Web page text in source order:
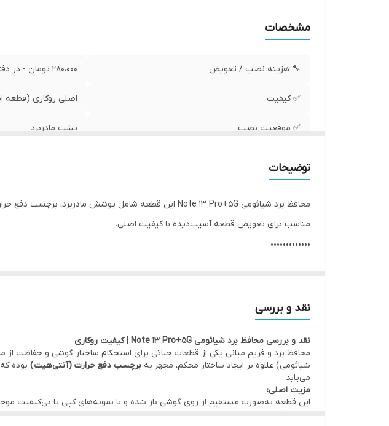
مشخصات
🔧 هزینه نصب / تعویض 280،000 تومان - در دفتر خدمات موبوسیف
✅ کیفیت اصلی روکاری
✅ موقعیت نصب پشت مادربرد
توضیحات
محافظ برد شیائومی Note 13 Pro+5G این قطعه شامل پوشش مادربرد، برچسب دفع حرارت با کیفیت
مناسب برای تعویض قطعه آسیب‌دیده با کیفیت اصلی.
•••••••••••••
• محل نصب: بخش میانی دستگاه (بین برد و درب پشت)
• شامل: محافظ برد، برچسب خنک‌کننده (Heat Dissipating Sticker)، به همراه ماژول NFC
• کیفیت:اصلی روکاری(قطعه اصلی نصب شده توسط کمپانی شیائومی)
•••••••••••••
🛠 ضمانت و خدمات:
• گارانتی اصالت و سلامت فیزیکی کالا
نقد و بررسی
نقد و بررسی محافظ برد شیائومی Note 13 Pro+5G | کیفیت روکاری
محافظ برد و فریم میانی یکی از قطعات حیاتی برای استحکام ساختار گوشی و
شیائومی) علاوه بر ایجاد ساختار محکم، مجهز به برچسب دفع حرارت (آنتی‌هیت) بوده
می‌یابد.
مزیت اصلی:
این قطعه به‌صورت مستقیم از روی گوشی باز شده و با نمونه‌های کپی یا بی‌کیفیت موجود
مزایای آن است.